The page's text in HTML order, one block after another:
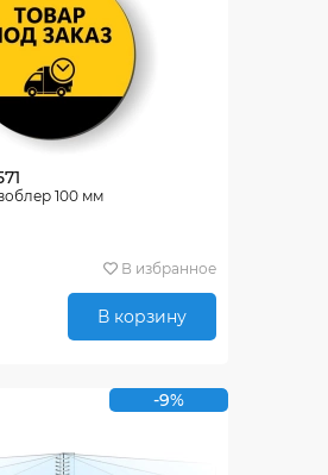
100 мм
В избранное
В корзину
-9%